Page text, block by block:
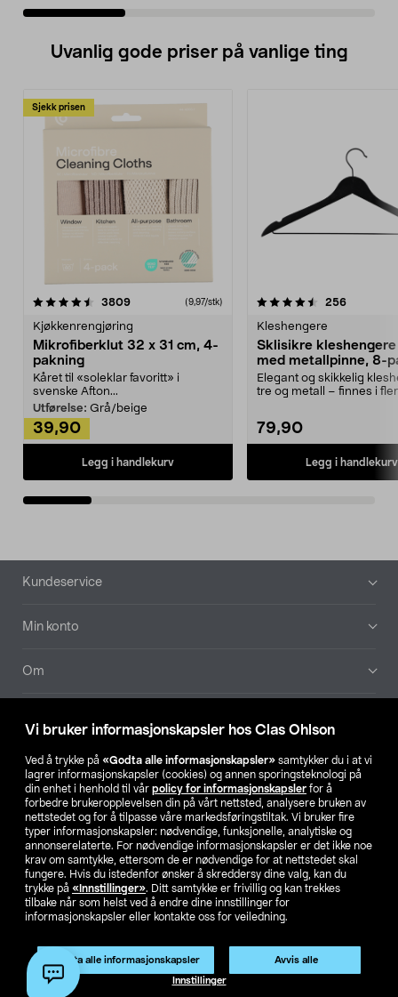
Vi bruker informasjonskapsler hos Clas Ohlson
Ved å trykke på «Godta alle informasjonskapsler» samtykker du i at vi
lagrer informasjonskapsler (cookies) og annen sporingsteknologi på
din enhet i henhold til vår policy for informasjonskapsler for å
forbedre brukeropplevelsen din på vårt nettsted, analysere bruken av
nettstedet og for å tilpasse våre markedsføringstiltak. Vi bruker fire
typer informasjonskapsler: nødvendige, funksjonelle, analytiske og
annonserelaterte. For nødvendige informasjonskapsler er det ikke noe
krav om samtykke, ettersom de er nødvendige for at nettstedet skal
fungere. Hvis du istedenfor ønsker å skreddersy dine valg, kan du
trykke på «Innstillinger». Ditt samtykke er frivillig og kan trekkes
tilbake når som helst ved å endre dine innstillinger for
informasjonskapsler eller kontakte oss for veiledning.
Godta alle informasjonskapsler Avvis alle
Innstillinger
Uvanlig gode priser på vanlige ting
Sjekk prisen
3809anmeldelser(9,97/stk)
Kjøkkenrengjøring
Mikrofiberklut 32 x 31 cm, 4-
pakning
Kåret til «soleklar favoritt» i
svenske Afton...
Utførelse: Grå/beige
39,90
Legg i handlekurv
4.5av 5 stjerner 256
Kleshengere
Sklisikre
med metallpinne, 8-
Elegant og skikkelig
tre og metall – finnes i
79,90
Legg i handlekurv
4.5av 5 stjerner
Bunntekst
Kundeservice
Min konto
Om
Våre selskaper
Finn din butikk
SE NO FI
Privacy statement Medlemsvilkår Kjøpsvilkår
For bedrifter
Endre til priser ekskl. moms